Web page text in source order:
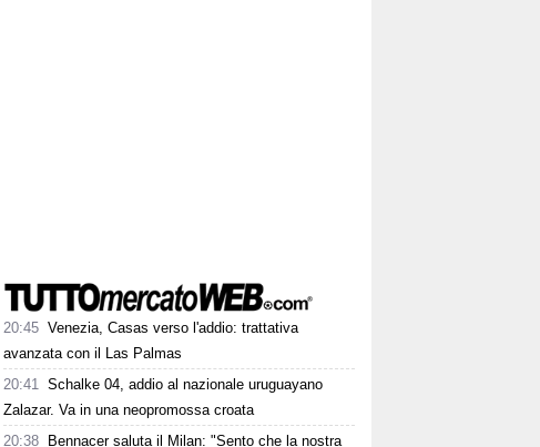
20:45 Venezia, Casas verso l'addio: trattativa
avanzata con il Las Palmas
20:41 Schalke 04, addio al nazionale uruguayano
Zalazar. Va in una neopromossa croata
20:38
Bennacer saluta il Milan: "Sento che la nostra